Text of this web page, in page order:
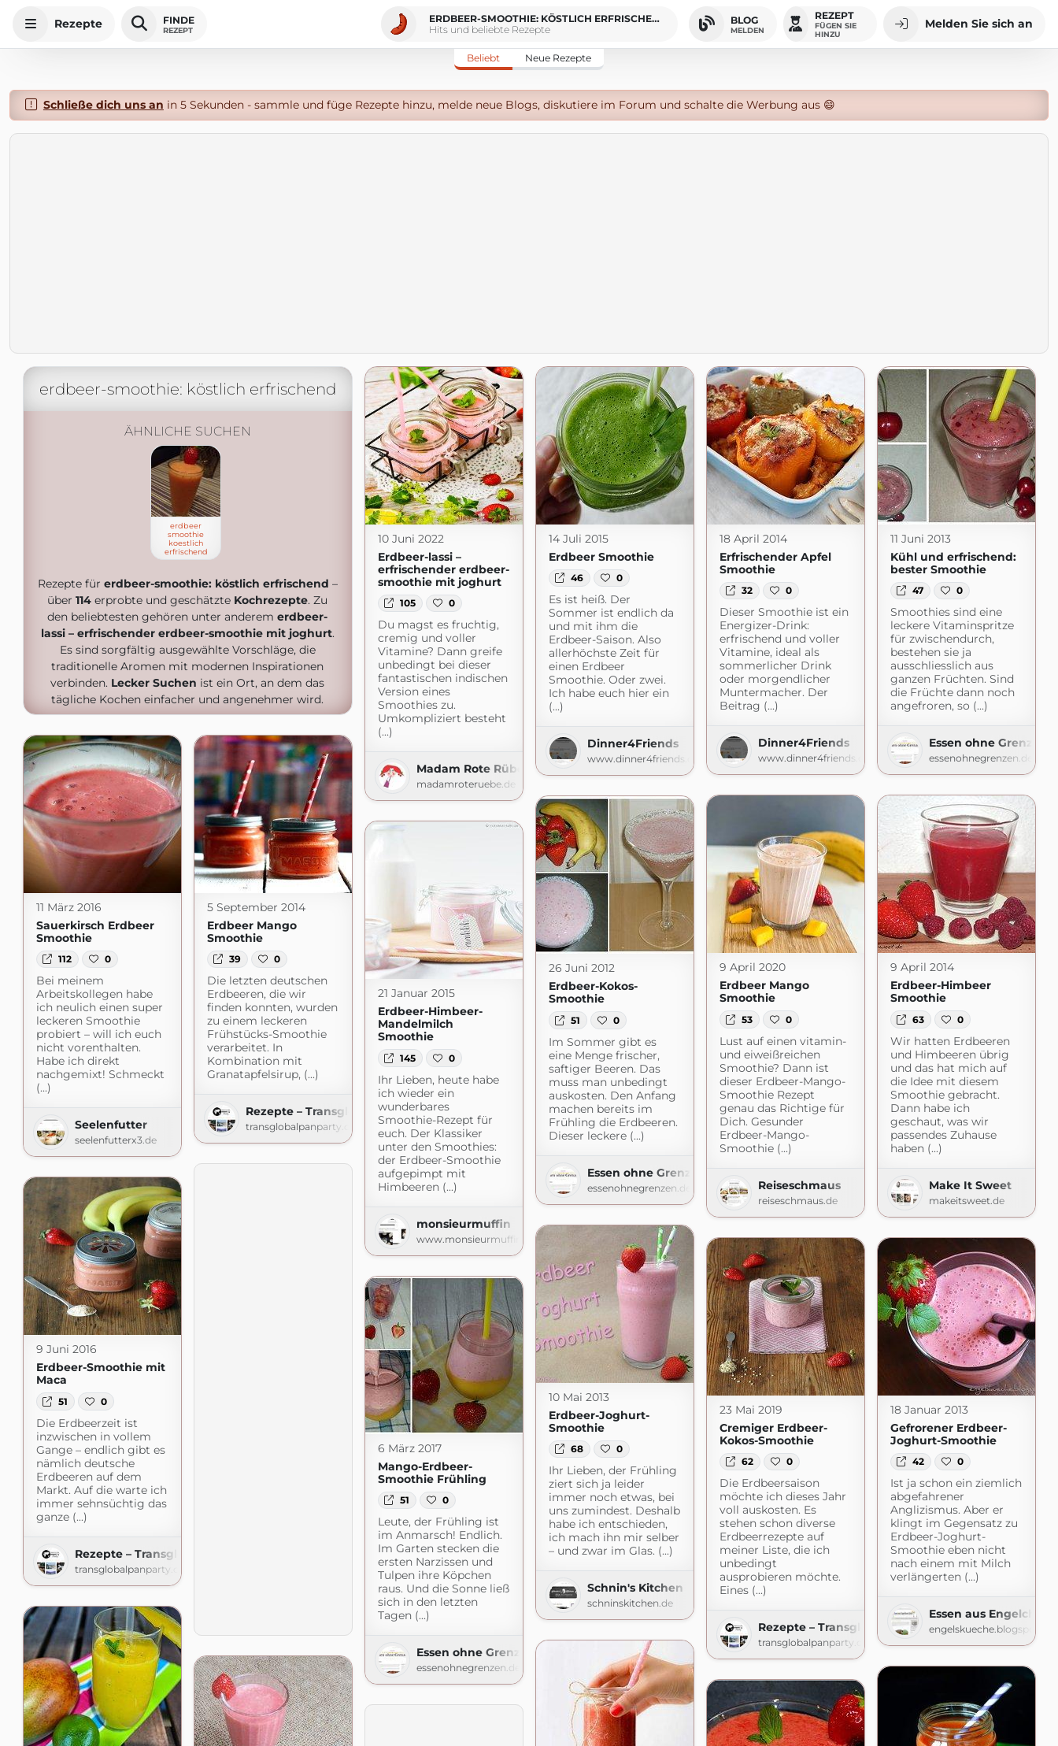
Rezepte FINDE
REZEPT
ERDBEER-SMOOTHIE: KÖSTLICH ERFRISCHEND
Hits und beliebte Rezepte
BLOG
MELDEN
REZEPT
FÜGEN SIE
HINZU
Melden Sie sich an
Beliebt Neue Rezepte
Schließe dich uns an in 5 Sekunden - sammle und füge Rezepte hinzu, melde neue Blogs, diskutiere im Forum und schalte die Werbung aus 😄
erdbeer-smoothie: köstlich erfrischend
ÄHNLICHE SUCHEN
erdbeer
smoothie
koestlich
erfrischend
Rezepte für erdbeer-smoothie: köstlich erfrischend –
über 114 erprobte und geschätzte Kochrezepte. Zu
den beliebtesten gehören unter anderem erdbeer-
lassi – erfrischender erdbeer-smoothie mit joghurt.
Es sind sorgfältig ausgewählte Vorschläge, die
traditionelle Aromen mit modernen Inspirationen
verbinden. Lecker Suchen ist ein Ort, an dem das
tägliche Kochen einfacher und angenehmer wird.
10 Juni 2022
Erdbeer-lassi –
erfrischender erdbeer-
smoothie mit joghurt
105 0
Du magst es fruchtig,
cremig und voller
Vitamine? Dann greife
unbedingt bei dieser
fantastischen indischen
Version eines
Smoothies zu.
Umkompliziert besteht
(...)
Madam Rote Rübe
madamroteruebe.de
14 Juli 2015
Erdbeer Smoothie
46 0
Es ist heiß. Der
Sommer ist endlich da
und mit ihm die
Erdbeer-Saison. Also
allerhöchste Zeit für
einen Erdbeer
Smoothie. Oder zwei.
Ich habe euch hier ein
(...)
Dinner4Friends
www.dinner4friends.de
18 April 2014
Erfrischender Apfel
Smoothie
32 0
Dieser Smoothie ist ein
Energizer-Drink:
erfrischend und voller
Vitamine, ideal als
sommerlicher Drink
oder morgendlicher
Muntermacher. Der
Beitrag (...)
Dinner4Friends
www.dinner4friends.de
11 Juni 2013
Kühl und erfrischend:
bester Smoothie
47 0
Smoothies sind eine
leckere Vitaminspritze
für zwischendurch,
bestehen sie ja
ausschliesslich aus
ganzen Früchten. Sind
die Früchte dann noch
angefroren, so (...)
Essen ohne Grenzen
essenohnegrenzen.de
11 März 2016
Sauerkirsch Erdbeer
Smoothie
112 0
Bei meinem
Arbeitskollegen habe
ich neulich einen super
leckeren Smoothie
probiert – will ich euch
nicht vorenthalten.
Habe ich direkt
nachgemixt! Schmeckt
(...)
Seelenfutter
seelenfutterx3.de
5 September 2014
Erdbeer Mango
Smoothie
39 0
Die letzten deutschen
Erdbeeren, die wir
finden konnten, wurden
zu einem leckeren
Frühstücks-Smoothie
verarbeitet. In
Kombination mit
Granatapfelsirup, (...)
Rezepte – Transglobal Pan Party
transglobalpanparty.com
9 April 2020
Erdbeer Mango
Smoothie
53 0
Lust auf einen vitamin-
und eiweißreichen
Smoothie? Dann ist
dieser Erdbeer-Mango-
Smoothie Rezept
genau das Richtige für
Dich. Gesunder
Erdbeer-Mango-
Smoothie (...)
Reiseschmaus
reiseschmaus.de
9 April 2014
Erdbeer-Himbeer
Smoothie
63 0
Wir hatten Erdbeeren
und Himbeeren übrig
und das hat mich auf
die Idee mit diesem
Smoothie gebracht.
Dann habe ich
geschaut, was wir
passendes Zuhause
haben (...)
Make It Sweet
makeitsweet.de
26 Juni 2012
Erdbeer-Kokos-
Smoothie
51 0
Im Sommer gibt es
eine Menge frischer,
saftiger Beeren. Das
muss man unbedingt
auskosten. Den Anfang
machen bereits im
Frühling die Erdbeeren.
Dieser leckere (...)
Essen ohne Grenzen
essenohnegrenzen.de
21 Januar 2015
Erdbeer-Himbeer-
Mandelmilch
Smoothie
145 0
Ihr Lieben, heute habe
ich wieder ein
wunderbares
Smoothie-Rezept für
euch. Der Klassiker
unter den Smoothies:
der Erdbeer-Smoothie
aufgepimpt mit
Himbeeren (...)
monsieurmuffin
www.monsieurmuffin.de
9 Juni 2016
Erdbeer-Smoothie mit
Maca
51 0
Die Erdbeerzeit ist
inzwischen in vollem
Gange – endlich gibt es
nämlich deutsche
Erdbeeren auf dem
Markt. Auf die warte ich
immer sehnsüchtig das
ganze (...)
Rezepte – Transglobal Pan Party
transglobalpanparty.com
10 Mai 2013
Erdbeer-Joghurt-
Smoothie
68 0
Ihr Lieben, der Frühling
ziert sich ja leider
immer noch etwas, bei
uns zumindest. Deshalb
habe ich entschieden,
ich mach ihn mir selber
– und zwar im Glas. (...)
Schnin's Kitchen
schninskitchen.de
23 Mai 2019
Cremiger Erdbeer-
Kokos-Smoothie
62 0
Die Erdbeersaison
möchte ich dieses Jahr
voll auskosten. Es
stehen schon diverse
Erdbeerrezepte auf
meiner Liste, die ich
unbedingt
ausprobieren möchte.
Eines (...)
Rezepte – Transglobal Pan Party
transglobalpanparty.com
18 Januar 2013
Gefrorener Erdbeer-
Joghurt-Smoothie
42 0
Ist ja schon ein ziemlich
abgefahrener
Anglizismus. Aber er
klingt im Gegensatz zu
Erdbeer-Joghurt-
Smoothie eben nicht
nach einem mit Milch
verlängerten (...)
Essen aus
6 März 2017
Mango-Erdbeer-
Smoothie Frühling
51 0
Leute, der Frühling ist
im Anmarsch! Endlich.
Im Garten stecken die
ersten Narzissen und
Tulpen ihre Köpchen
raus. Und die Sonne ließ
sich in den letzten
Tagen (...)
Essen ohne Grenzen
essenohnegrenzen.de